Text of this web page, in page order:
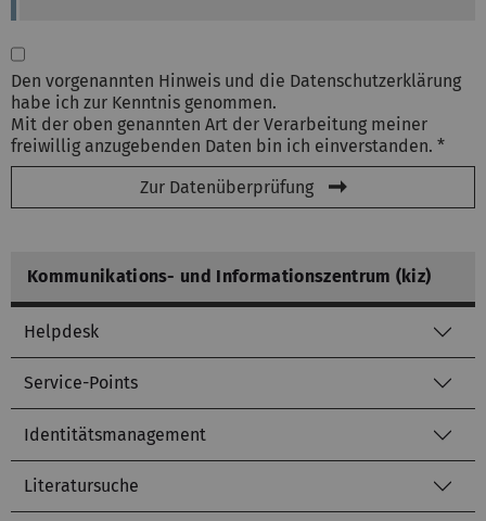
Den vorgenannten Hinweis und die Datenschutzerklärung
habe ich zur Kenntnis genommen.
Mit der oben genannten Art der Verarbeitung meiner
freiwillig anzugebenden Daten bin ich einverstanden. *
Zur Datenüberprüfung
Kommunikations- und Informationszentrum (kiz)
Helpdesk
Service-Points
Identitätsmanagement
Literatursuche